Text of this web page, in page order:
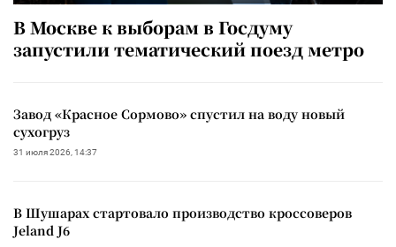
В Москве к выборам в Госдуму
запустили тематический поезд метро
Завод «Красное Сормово» спустил на воду новый
сухогруз
31 июля 2026, 14:37
В Шушарах стартовало производство кроссоверов
Jeland J6